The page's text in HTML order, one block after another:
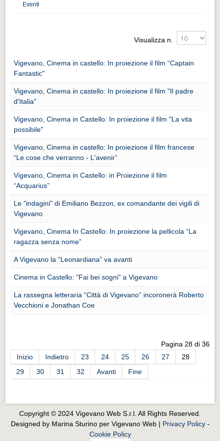
Distretto industriale
Cultura e turismo 4.0
PROGETTI
PROGETTI
Progetti Aperti
Progetti Aperti
Progetti Realizzati
Progetti Realizzati
EVENTI
EVENTI
Eventi Vigevano
Eventi Vigevano
Eventi Pavia
Eventi Pavia
Eventi
Visualizza n.
Vigevano, Cinema in castello: In proiezione il film “Captain
Fantastic"
Vigevano, Cinema in castello: In proiezione il film "Il padre
d'Italia"
Vigevano, Cinema in Castello: In proiezione il film "La vita
possibile"
Vigevano, Cinema in castello: In proiezione il film francese
“Le cose che verranno - L'avenir”
Vigevano, Cinema in Castello: in Proiezione il film
“Acquarius”
Le "indagini" di Emiliano Bezzon, ex comandante dei vigili di
Vigevano
Vigevano, Cinema In Castello: In proiezione la pellicola “La
ragazza senza nome”
A Vigevano la “Leonardiana” va avanti
Cinema in Castello: "Fai bei sogni" a Vigevano
La rassegna letteraria “Città di Vigevano” incoronerà Roberto
Vecchioni e Jonathan Coe
Pagina 28 di 36
Inizio
Indietro 23 24 25 26 27
28
29
30 31 32 Avanti Fine
Copyright © 2024 Vigevano Web S.r.l. All Rights Reserved.
Designed by Marina Sturino per Vigevano Web | Privacy Policy-
Cookie Policy